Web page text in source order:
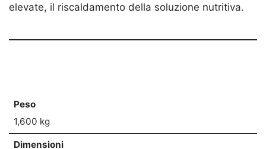
elevate, il riscaldamento della soluzione nutritiva.
Peso
1,600 kg
Dimensioni